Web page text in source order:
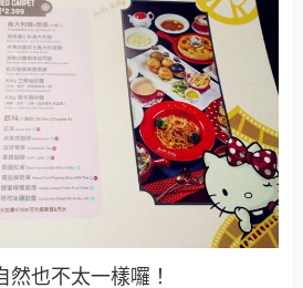
也不太一樣囉！